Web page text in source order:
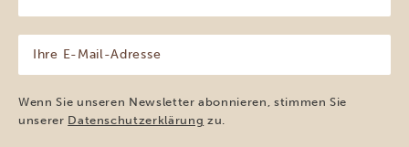
(erforderlich)
Mail-
Adresse
(erforderlich)
Wenn Sie unseren Newsletter abonnieren, stimmen Sie
unserer Datenschutzerklärung zu.